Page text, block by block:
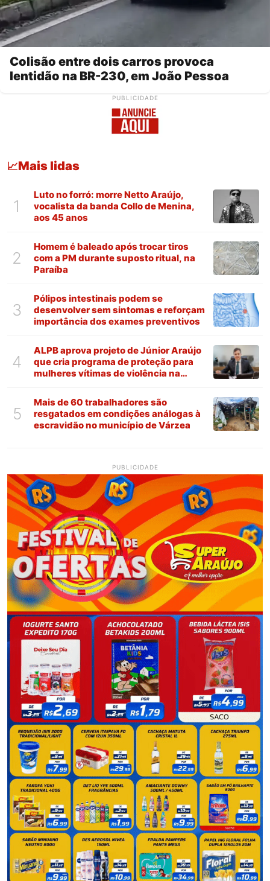
Colisão entre dois carros provoca
lentidão na BR-230, em João Pessoa
PUBLICIDADE
📈Mais lidas
1
Luto no forró: morre Netto Araújo,
vocalista da banda Collo de Menina,
aos 45 anos
2
Homem é baleado após trocar tiros
com a PM durante suposto ritual, na
Paraíba
3
Pólipos intestinais podem se
desenvolver sem sintomas e reforçam
importância dos exames preventivos
4
ALPB aprova projeto de Júnior Araújo
que cria programa de proteção para
mulheres vítimas de violência na
5
Mais de 60 trabalhadores são
resgatados em condições análogas à
escravidão no município de Várzea
PUBLICIDADE